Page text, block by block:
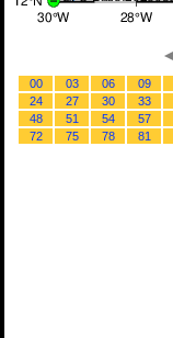
00 03 06 09
24
27 30 33
48
51 54 57
72
75 78 81